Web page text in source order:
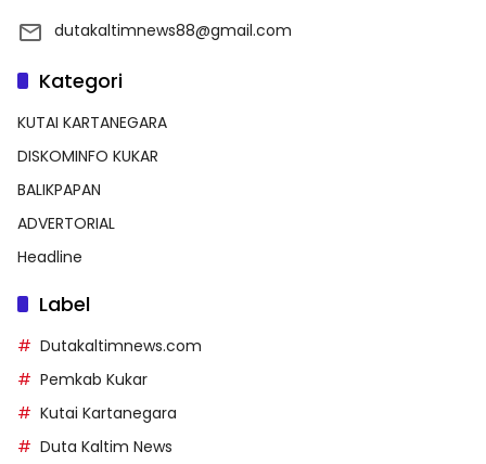
dutakaltimnews88@gmail.com
Kategori
KUTAI KARTANEGARA
DISKOMINFO KUKAR
BALIKPAPAN
ADVERTORIAL
Headline
Label
Dutakaltimnews.com
Pemkab Kukar
Kutai Kartanegara
Duta Kaltim News